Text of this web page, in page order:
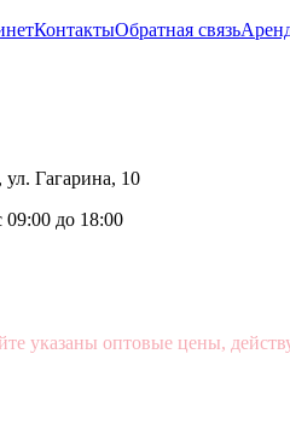
КонтактыОбратная связь
ул. Гагарина, 10
до 18:00
указаны оптовые цены,